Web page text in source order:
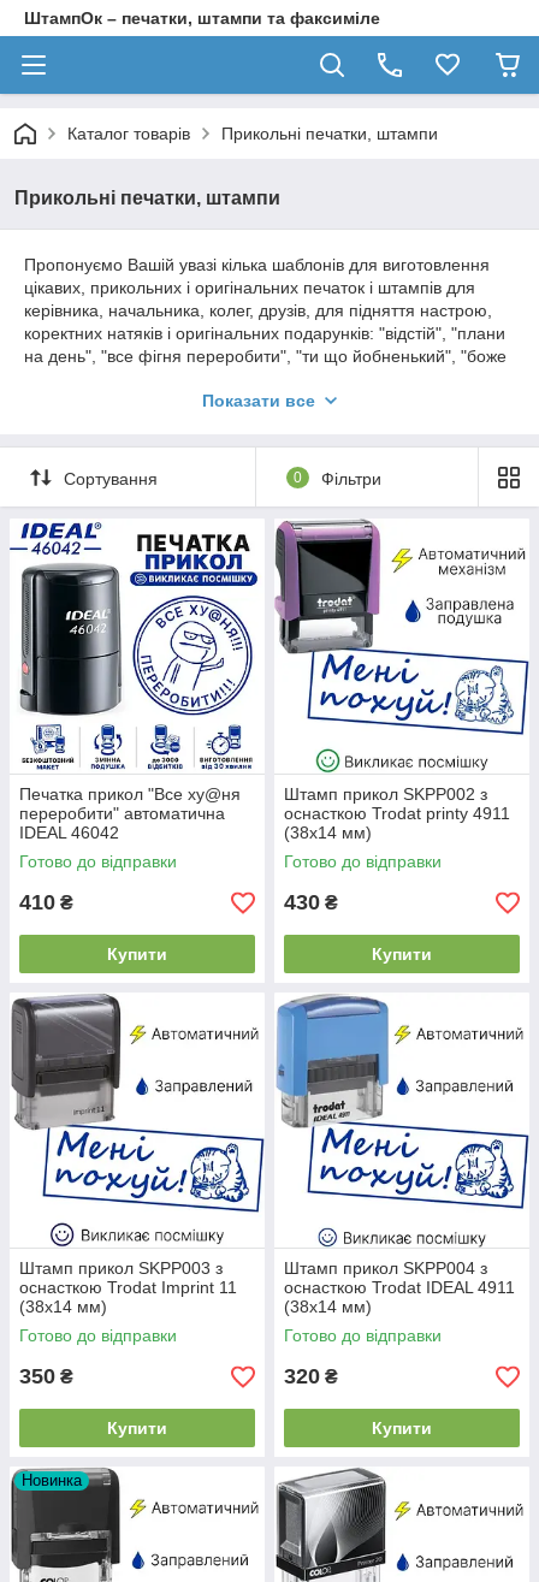
ШтампОк – печатки, штампи та факсиміле
Каталог товарів Прикольні печатки, штампи
Прикольні печатки, штампи
Пропонуємо Вашій увазі кілька шаблонів для виготовлення
цікавих, прикольних і оригінальних печаток і штампів для
керівника, начальника, колег, друзів, для підняття настрою,
коректних натяків і оригінальних подарунків: "відстій", "плани
на день", "все фігня переробити", "ти що йобненький", "боже
"тримай у тебе випало" і т. ін.Показати все
Сортування 0 Фільтри
Печатка прикол "Все ху@ня
переробити" автоматична
IDEAL 46042
Готово до відправки
410 ₴
Купити
Штамп прикол SKPP002 з
оснасткою Trodat printy 4911
(38x14 мм)
Готово до відправки
430 ₴
Купити
Штамп прикол SKPP003 з
оснасткою Trodat Imprint 11
(38x14 мм)
Готово до відправки
350 ₴
Купити
Штамп прикол SKPP004 з
оснасткою Trodat IDEAL 4911
(38x14 мм)
Готово до відправки
320 ₴
Купити
Новинка